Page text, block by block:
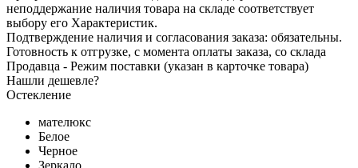
неподдержание наличия товара на складе соответствует
выбору его Характеристик.
Подтверждение наличия и согласования заказа: обязательны.
Готовность к отгрузке, с момента оплаты заказа, со склада
Продавца - Режим поставки (указан в карточке товара)
Нашли дешевле?
Остекление
мателюкс
Белое
Черное
Зеркало